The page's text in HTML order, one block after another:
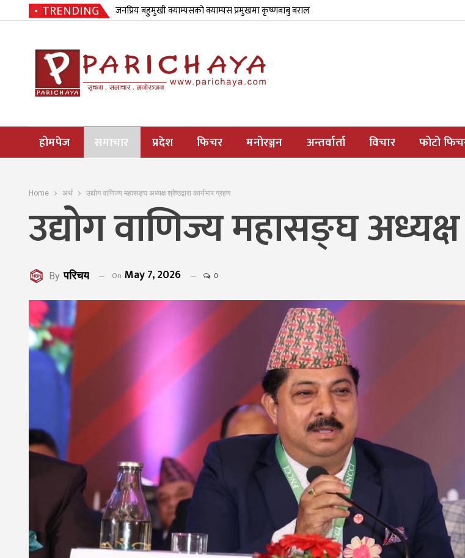
TRENDING जनप्रिय बहुमुखी क्याम्पसको क्याम्पस प्रमुखमा कृष्णबाबु बराल
होमपेज समाचार प्रदेश फिचर मनोरञ्जन अन्तर्वार्ता विचार फोटो
Home अर्थ उद्योग वाणिज्य महासङ्घ अध्यक्ष श्रेष्ठद्वारा कार्यभार ग्रहण
उद्योग वाणिज्य महासङ्घ अध्यक्ष
By परिचय On May 7, 2026 0